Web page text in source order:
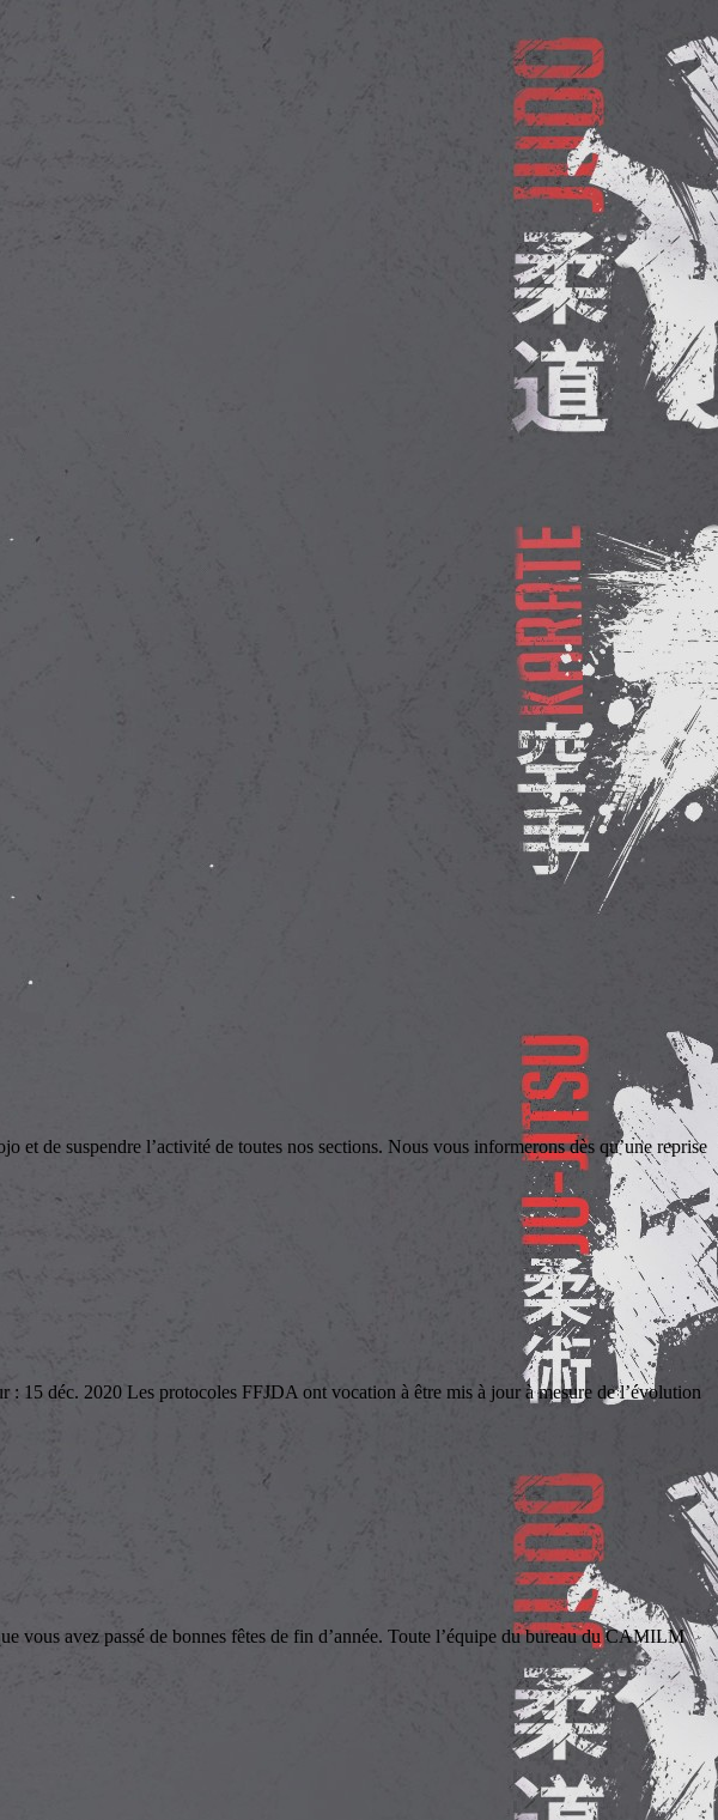
de suspendre l’activité de toutes nos sections. Nous vous informerons dès qu’une reprise
déc. 2020 Les protocoles FFJDA ont vocation à être mis à jour à mesure de l’évolution
avez passé de bonnes fêtes de fin d’année. Toute l’équipe du bureau du CAMILM